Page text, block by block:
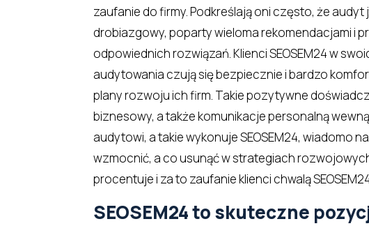
zaufanie do firmy. Podkreślają oni często, że
drobiazgowy, poparty wieloma rekomendacjami i
odpowiednich rozwiązań. Klienci SEOSEM24 w
audytowania czują się bezpiecznie i bardzo
plany rozwoju ich firm. Takie pozytywne
biznesowy, a także komunikacje personalną
audytowi, a takie wykonuje SEOSEM24, wiadomo
wzmocnić, a co usunąć w strategiach
procentuje i za to zaufanie klienci chwalą
SEOSEM24 to skuteczne